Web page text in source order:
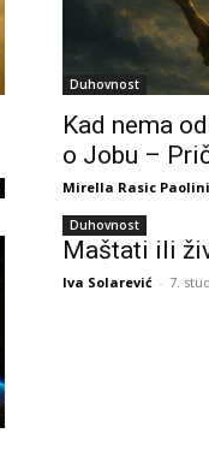
Duhovnost
Kad nema
o Jobu –
Mirella Rasic Paolini
Duhovnost
Maštati ili
Iva Solarević - 7.